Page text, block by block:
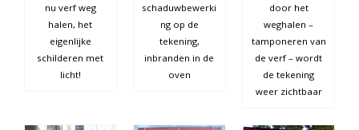
nu verf weg
halen, het
eigenlijke
schilderen met
licht!
schaduwbewerki
ng op de
tekening,
inbranden in de
oven
door het
weghalen –
tamponeren van
de verf – wordt
de tekening
weer zichtbaar